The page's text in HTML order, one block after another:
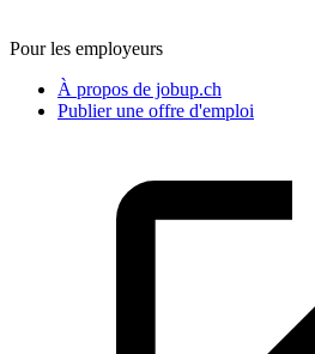
Pour les employeurs
À propos de jobup.ch
Publier une offre d'emploi